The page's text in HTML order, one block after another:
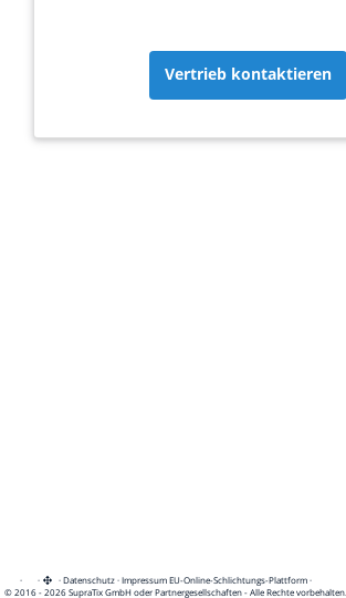
Vertrieb kontaktieren
· · ·Datenschutz·Impressum EU-Online-Schlichtungs-Plattform·
© 2016 - 2026 SupraTix GmbH oder Partnergesellschaften - Alle Rechte vorbehalten.